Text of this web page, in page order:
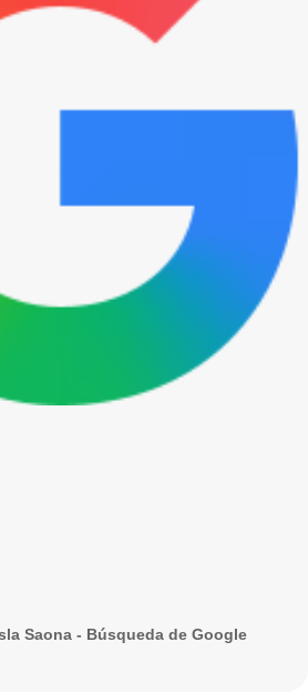
Saona - Búsqueda de Google